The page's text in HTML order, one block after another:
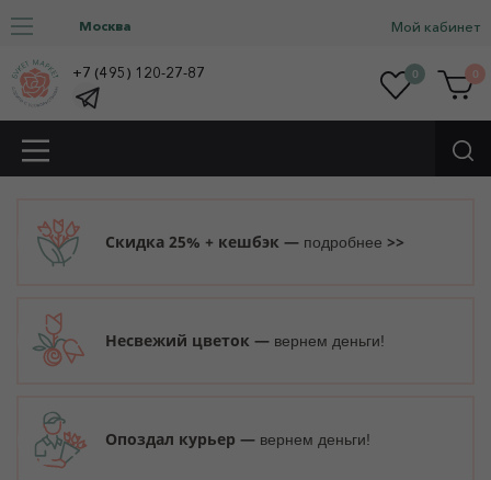
Москва Мой кабинет
+7 (495) 120-27-87 0 0
Скидка 25% + кешбэк — подробнее >>
Несвежий цветок — вернем деньги!
Опоздал курьер — вернем деньги!